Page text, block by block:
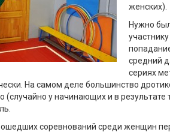
женских).
Нужно
средний
сериях
На самом деле большинство
(случайно у начинающих и в
соревнований среди женщин